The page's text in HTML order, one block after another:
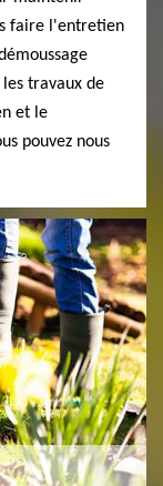
faire l'entretien
travaux de
et le
pouvez nous